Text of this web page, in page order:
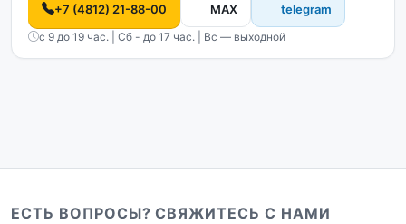
+7 (4812) 21-88-00 MAX telegram
с 9 до 19 час. | Сб - до 17 час. | Вс — выходной
ЕСТЬ ВОПРОСЫ? СВЯЖИТЕСЬ С НАМИ